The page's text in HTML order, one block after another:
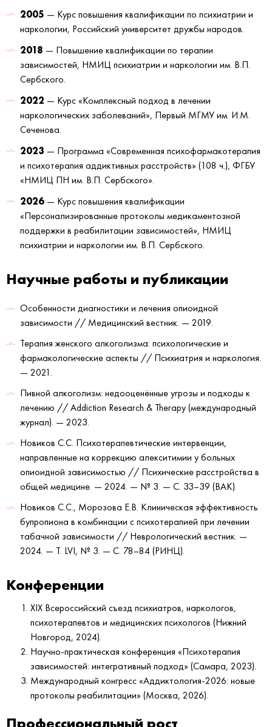
2005 — Курс повышения квалификации по психиатрии и
наркологии, Российский университет дружбы народов.
2018 — Повышение квалификации по терапии
зависимостей, НМИЦ психиатрии и наркологии им. В.П.
Сербского.
2022 — Курс «Комплексный подход в лечении
наркологических заболеваний», Первый МГМУ им. И.М.
Сеченова.
2023 — Программа «Современная психофармакотерапия
и психотерапия аддиктивных расстройств» (108 ч.), ФГБУ
«НМИЦ ПН им. В.П. Сербского».
2026 — Курс повышения квалификации
«Персонализированные протоколы медикаментозной
поддержки в реабилитации зависимостей», НМИЦ
психиатрии и наркологии им. В.П. Сербского.
Научные работы и публикации
Особенности диагностики и лечения опиоидной
зависимости // Медицинский вестник. — 2019.
Терапия женского алкоголизма: психологические и
фармакологические аспекты // Психиатрия и наркология.
— 2021.
Пивной алкоголизм: недооценённые угрозы и подходы к
лечению // Addiction Research & Therapy (международный
журнал). — 2023.
Новиков С.С. Психотерапевтические интервенции,
направленные на коррекцию алекситимии у больных
опиоидной зависимостью // Психические расстройства в
общей медицине. — 2024. — № 3. — С. 33–39 (ВАК).
Новиков С.С., Морозова Е.В. Клиническая эффективность
бупропиона в комбинации с психотерапией при лечении
табачной зависимости // Неврологический вестник. —
2024. — Т. LVI, № 3. — С. 78–84 (РИНЦ).
Конференции
XIX Всероссийский съезд психиатров, наркологов,
психотерапевтов и медицинских психологов (Нижний
Новгород, 2024).
Научно-практическая конференция «Психотерапия
зависимостей: интегративный подход» (Самара, 2023).
Международный конгресс «Аддиктология-2026: новые
протоколы реабилитации» (Москва, 2026).
Профессиональный рост